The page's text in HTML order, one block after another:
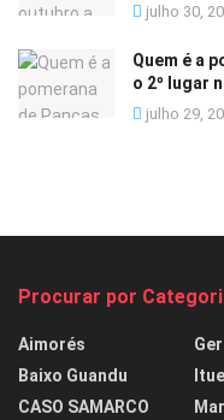
julho 30,
Quem é a
o 2º lugar
julho 29,
Procurar por
Aimorés
Baixo Guandu
CASO SAMARCO